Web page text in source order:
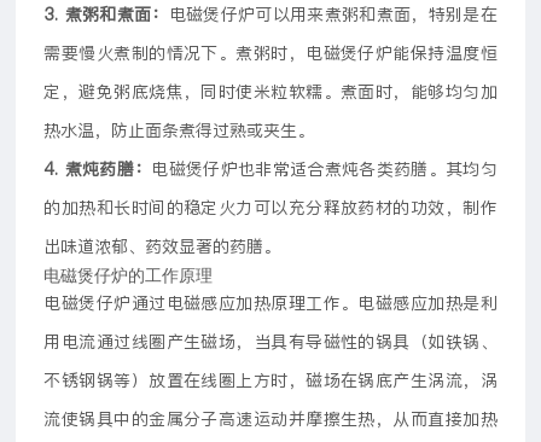
3. 煮粥和煮面： 电磁煲仔炉可以用来煮粥和煮面，特别是在
需要慢火煮制的情况下。煮粥时，电磁煲仔炉能保持温度恒
定，避免粥底烧焦，同时使米粒软糯。煮面时，能够均匀加
热水温，防止面条煮得过熟或夹生。
4. 煮炖药膳： 电磁煲仔炉也非常适合煮炖各类药膳。其均匀
的加热和长时间的稳定火力可以充分释放药材的功效，制作
出味道浓郁、药效显著的药膳。
电磁煲仔炉的工作原理
电磁煲仔炉通过电磁感应加热原理工作。电磁感应加热是利
用电流通过线圈产生磁场，当具有导磁性的锅具（如铁锅、
不锈钢锅等）放置在线圈上方时，磁场在锅底产生涡流，涡
流使锅具中的金属分子高速运动并摩擦生热，从而直接加热